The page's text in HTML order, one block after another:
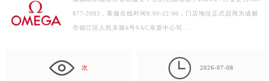
877-2083，客服在线时间8:00-22:00，门店地址正式启用为成都
市锦江区人民东路6号SAC东原中心写…
次  2026-07-08